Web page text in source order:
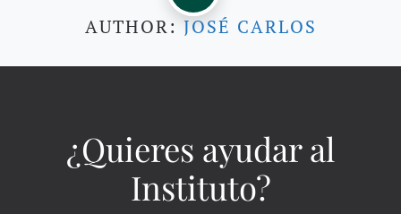
AUTHOR: JOSÉ CARLOS
¿Quieres ayudar al
Instituto?